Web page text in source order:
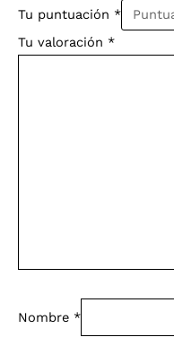
Tu puntuación *
Tu valoración *
Nombre *